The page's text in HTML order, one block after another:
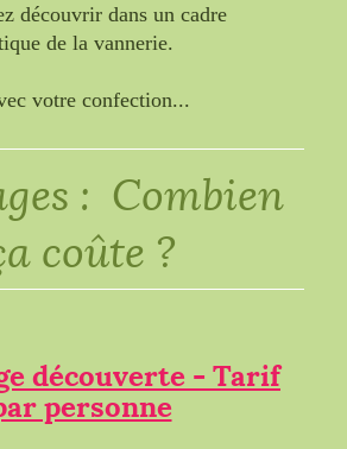
découvrir dans un cadre
de la vannerie.
votre confection...
: Combien
coûte ?
découverte - Tarif
personne